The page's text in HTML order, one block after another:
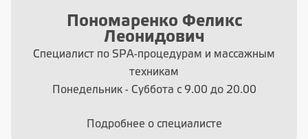
Пономаренко Феликс
Леонидович
Специалист по SPA-процедурам и массажным
техникам
Понедельник - Суббота с 9.00 до 20.00
Подробнее о специалисте